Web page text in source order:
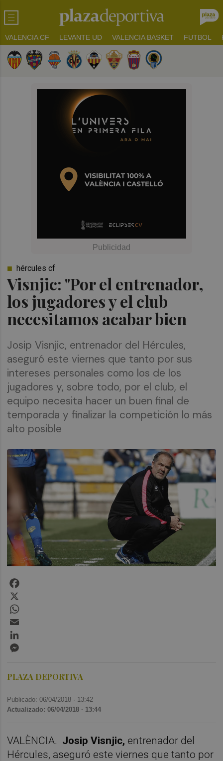
VALENCIA CF LEVANTE UD VALENCIA BASKET FUTBOL
Visnjic: "Por el entrenador,
los jugadores y el club
necesitamos acabar bien
hércules cf
Josip Visnjic, entrenador del Hércules,
aseguró este viernes que tanto por sus
intereses personales como los de los
jugadores y, sobre todo, por el club, el
equipo necesita hacer un buen final de
temporada y finalizar la competición lo más
alto posible
PLAZA DEPORTIVA
Publicado: 06/04/2018 · 13:42
Actualizado: 06/04/2018 · 13:44
VALÈNCIA. Josip Visnjic, entrenador del
Hércules, aseguró este viernes que tanto por